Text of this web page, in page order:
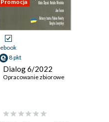
Promocja
ebook
8 pkt
Dialog 6/2022
Opracowanie zbiorowe